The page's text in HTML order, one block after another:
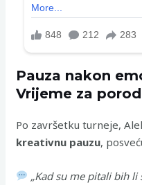
Pauza nakon
Vrijeme za
Po završetku turneje,
kreativnu pauzu,
„Kad su me pitali bih